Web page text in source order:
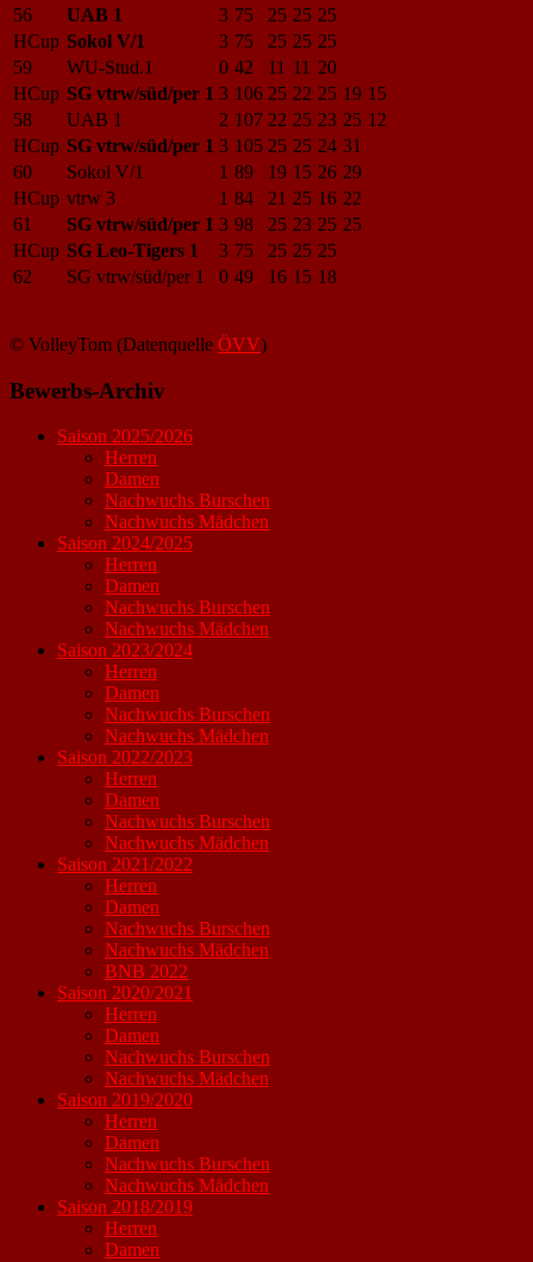
56
UAB 1 3 75 25 25 25
HCup Sokol V/1 3 75 25 25 25
59
WU-Stud.1 0 42 11 11 20
HCup SG vtrw/süd/per 1 3 106 25 22 25 19 15
58
UAB 1 2 107 22 25 23 25 12
HCup SG vtrw/süd/per 1 3 105 25 25 24 31
60
Sokol V/1 1 89 19 15 26 29
HCup vtrw 3 1 84 21 25 16 22
61
SG vtrw/süd/per 1 3 98 25 23 25 25
HCup SG Leo-Tigers 1 3 75 25 25 25
62
SG vtrw/süd/per 1 0 49 16 15 18
© VolleyTom (Datenquelle ÖVV)
Bewerbs-Archiv
Saison 2025/2026
Herren
Damen
Nachwuchs Burschen
Nachwuchs Mädchen
Saison 2024/2025
Herren
Damen
Nachwuchs Burschen
Nachwuchs Mädchen
Saison 2023/2024
Herren
Damen
Nachwuchs Burschen
Nachwuchs Mädchen
Saison 2022/2023
Herren
Damen
Nachwuchs Burschen
Nachwuchs Mädchen
Saison 2021/2022
Herren
Damen
Nachwuchs Burschen
Nachwuchs Mädchen
BNB 2022
Saison 2020/2021
Herren
Damen
Nachwuchs Burschen
Nachwuchs Mädchen
Saison 2019/2020
Herren
Damen
Nachwuchs Burschen
Nachwuchs Mädchen
Saison 2018/2019
Herren
Damen